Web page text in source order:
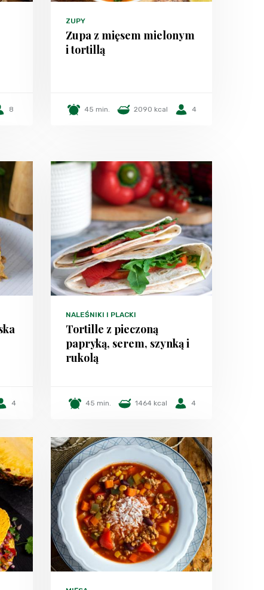
8
ZUPY
Zupa z mięsem mielonym
i tortillą
45 min. 2090 kcal 4
4
NALEŚNIKI I PLACKI
Tortille z pieczoną
papryką, serem, szynką i
rukolą
45 min. 1464 kcal 4